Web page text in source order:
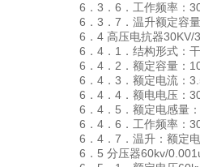
6．3．6．工作频率：
6．3．7．温升额定容
6．4 高压电抗器30KV/
6．4．1．结构形式：
6．4．2．额定容量：
6．4．3．额定电流：
6．4．4．额电电压：
6．4．5．额定电感量
6．4．6．工作频率：
6．4．7．温升：额定
6．5 分压器60kv/